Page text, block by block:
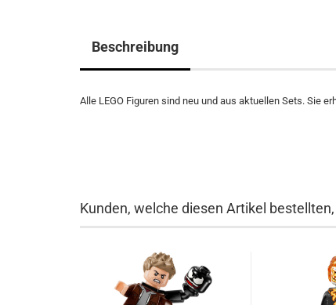
Beschreibung
Alle LEGO Figuren sind neu und aus aktuellen Sets. Sie
Kunden, welche diesen Artikel